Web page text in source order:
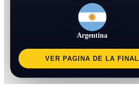
Argentina
VER PAGINA DE LA FINAL